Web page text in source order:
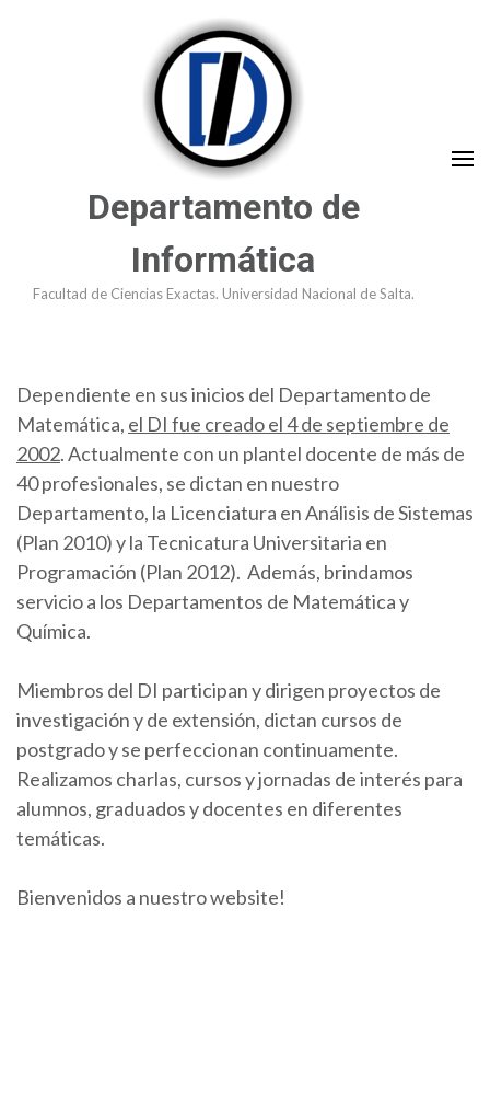
Departamento de
Informática
Facultad de Ciencias Exactas. Universidad Nacional de Salta.
Dependiente en sus inicios del Departamento de
Matemática, el DI fue creado el 4 de septiembre de
2002. Actualmente con un plantel docente de más de
40 profesionales, se dictan en nuestro
Departamento, la Licenciatura en Análisis de Sistemas
(Plan 2010) y la Tecnicatura Universitaria en
Programación (Plan 2012). Además, brindamos
servicio a los Departamentos de Matemática y
Química.
Miembros del DI participan y dirigen proyectos de
investigación y de extensión, dictan cursos de
postgrado y se perfeccionan continuamente.
Realizamos charlas, cursos y jornadas de interés para
alumnos, graduados y docentes en diferentes
temáticas.
Bienvenidos a nuestro website!